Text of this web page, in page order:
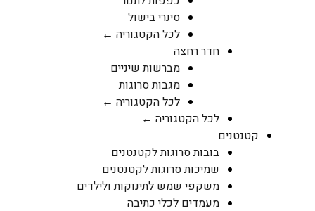
סינרי בישול
לכל הקטגוריה ←
חדר רחצה
מברשות שיניים
מגבות סרוגות
לכל הקטגוריה ←
לכל הקטגוריה ←
קטנטנים
בובות סרוגות לקטנטנים
שמיכות סרוגות לקטנטנים
משקפי שמש לתינוקות ולילדים
מעמדים לכלי כתיבה